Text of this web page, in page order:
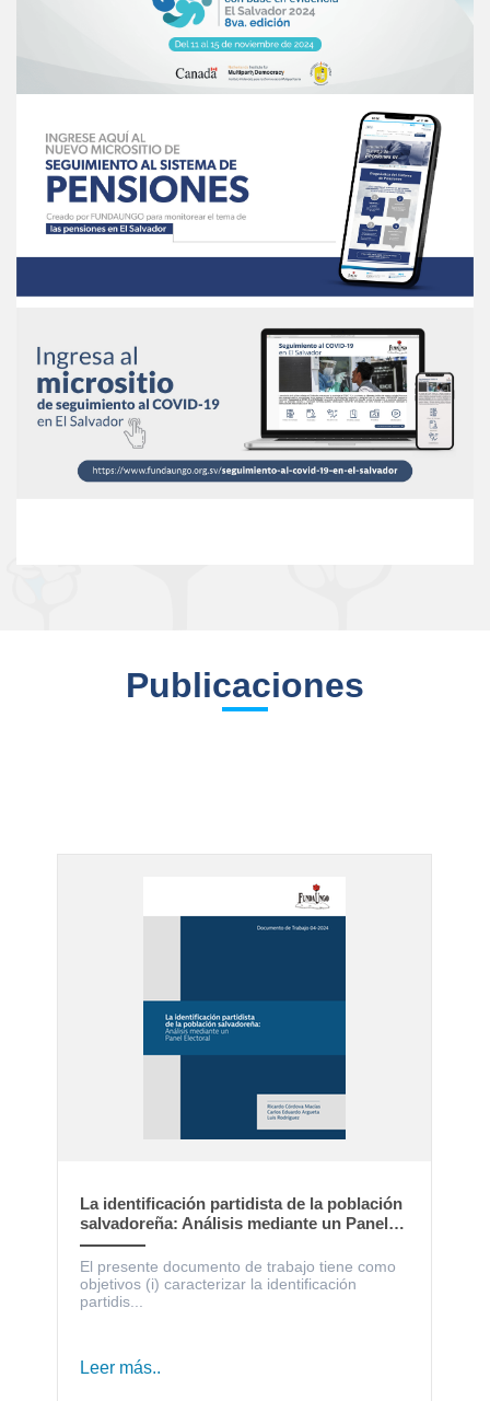
Publicaciones
La identificación partidista de la población
salvadoreña: Análisis mediante un Panel
Electoral
El presente documento de trabajo tiene como
objetivos (i) caracterizar la identificación
partidis...
Leer más..